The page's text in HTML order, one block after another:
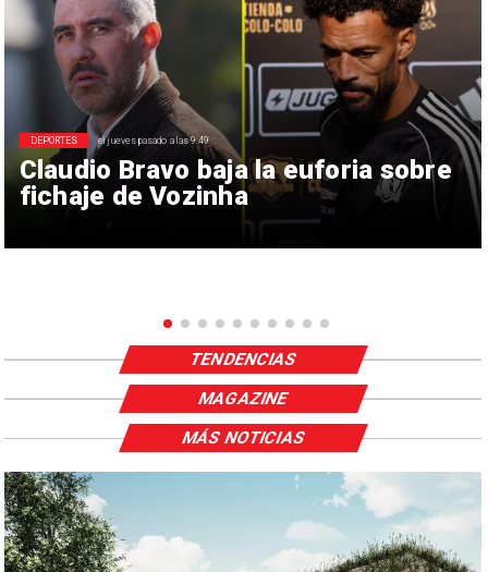
Claudio Bravo baja la euforia sobre
fichaje de Vozinha
DEPORTES el jueves pasado a las 9:49
TENDENCIAS
MAGAZINE
MÁS NOTICIAS